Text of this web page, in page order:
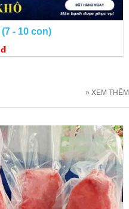
- 10 con)
» XEM THÊM